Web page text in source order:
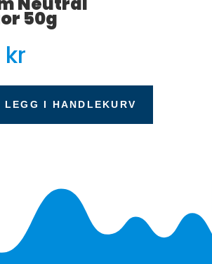
50g
kr
LEGG I HANDLEKURV